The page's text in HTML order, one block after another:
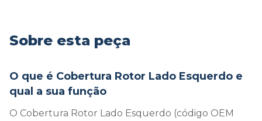
Sobre esta peça
O que é Cobertura Rotor Lado Esquerdo e
qual a sua função
O Cobertura Rotor Lado Esquerdo (código OEM